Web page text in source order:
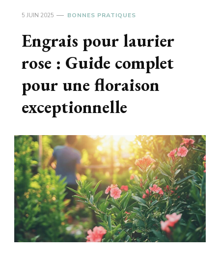
5 JUIN 2025 BONNES PRATIQUES
Engrais pour laurier
rose : Guide complet
pour une floraison
exceptionnelle